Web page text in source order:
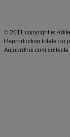
© 2011 copyright et
Reproduction totale ou
Aujourdhui.com